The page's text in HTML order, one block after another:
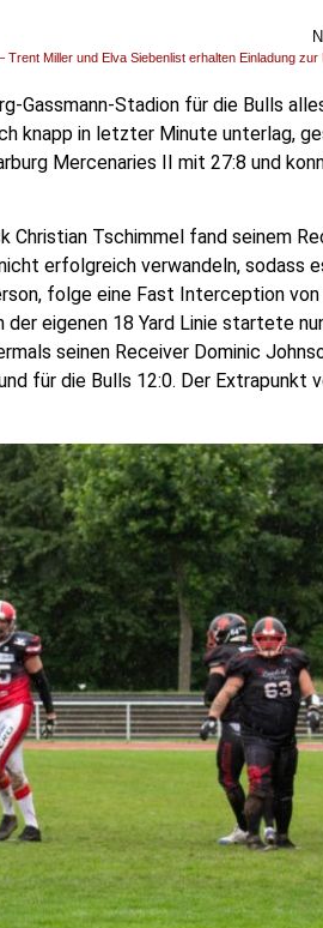
Gassmann-Stadion für die Bulls
knapp in letzter Minute unterlag,
Mercenaries II mit 27:8 und
Christian Tschimmel fand seinem
erfolgreich verwandeln, sodass
folge eine Fast Interception
der eigenen 18 Yard Linie startete
seinen Receiver Dominic
für die Bulls 12:0. Der Extrapunkt